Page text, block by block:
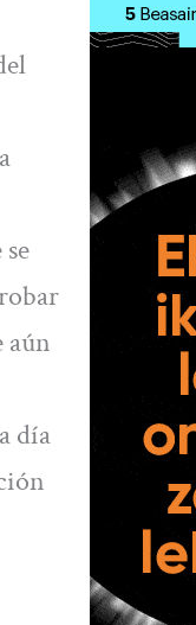
aún
día